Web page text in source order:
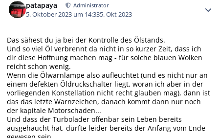
patapaya Administrator
5. Oktober 2023 um 14:335. Okt 2023
Das sähest du ja bei der Kontrolle des Ölstands.
Und so viel Öl verbrennt da nicht in so kurzer Zeit, dass ich
dir diese Hoffnung machen mag - für solche blauen Wolken
reicht schon wenig.
Wenn die Ölwarnlampe also aufleuchtet (und es nicht nur an
einem defekten Öldruckschalter liegt, woran ich aber in der
vorliegenden Konstellation nicht recht glauben mag), dann ist
das das letzte Warnzeichen, danach kommt dann nur noch
der kapitale Motorschaden...
Und dass der Turbolader offenbar sein Leben bereits
ausgehaucht hat, dürfte leider bereits der Anfang vom Ende